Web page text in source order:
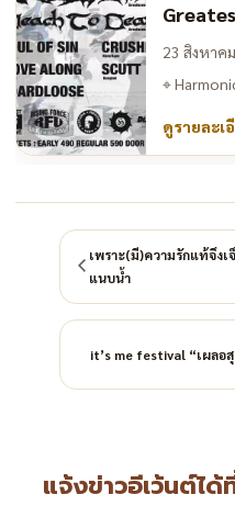
23 สิงหาค
⌖
ดูรายละเ
เพราะ(มี)ความรักแท้จึง
แนบน้ำ
it’s me festival “เผลอ
แจ้งข่าวอีเว้นต์ได้